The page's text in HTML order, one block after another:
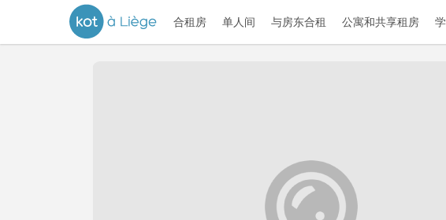
合租房 单人间 与房东合租 公寓和共享租房